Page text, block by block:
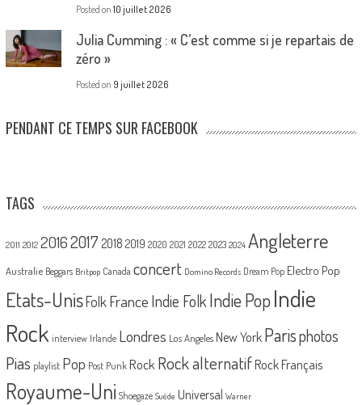
Posted on 10 juillet 2026
Julia Cumming : « C’est comme si je repartais de
zéro »
Posted on 9 juillet 2026
PENDANT CE TEMPS SUR FACEBOOK
TAGS
2011 2012 20162017 2018 2019 2020 2021 2022 2023 2024 Angleterre
Australie Beggars Britpop Canada concert Domino Records Dream Pop Electro Pop
Etats-UnisFolk France Indie Folk Indie PopIndie
Rock interview Irlande Londres Los Angeles New York Parisphotos
Pias playlist Pop Post Punk Rock Rock alternatif Rock Français
Royaume-Uni Shoegaze Suède Universal Warner